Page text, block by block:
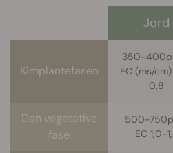
Jord
Kimplantefasen
350-
EC (ms/
0,8
Den vegetative
fase
500-
EC 1,0-